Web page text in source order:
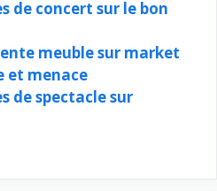
de concert sur le bon
meuble sur market
et menace
de spectacle sur